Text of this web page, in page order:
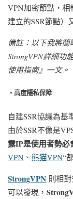
VPN加密節點，
建立的SSR節點）
備註：以下我將簡
StrongVPN詳細功
使用指南』一文。
・高度隱私保障
自建SSR協議為基
由於SSR不像是
露IP是使用者勢必
VPN 、 熊猫VPN“
StrongVPN 則相
可以發現，